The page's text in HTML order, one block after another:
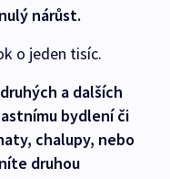
nárůst.
o jeden tisíc.
a dalších
bydlení či
chalupy, nebo
druhou